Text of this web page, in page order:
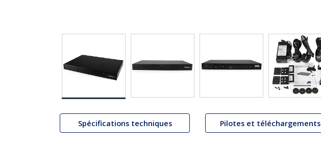
Spécifications techniques Pilotes et téléchargements